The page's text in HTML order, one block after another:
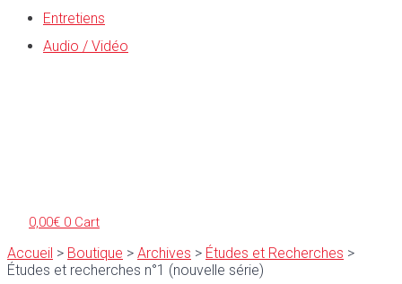
Entretiens
Audio / Vidéo
0,00€ 0 Cart
Accueil > Boutique > Archives > Études et Recherches >
Études et recherches n°1 (nouvelle série)